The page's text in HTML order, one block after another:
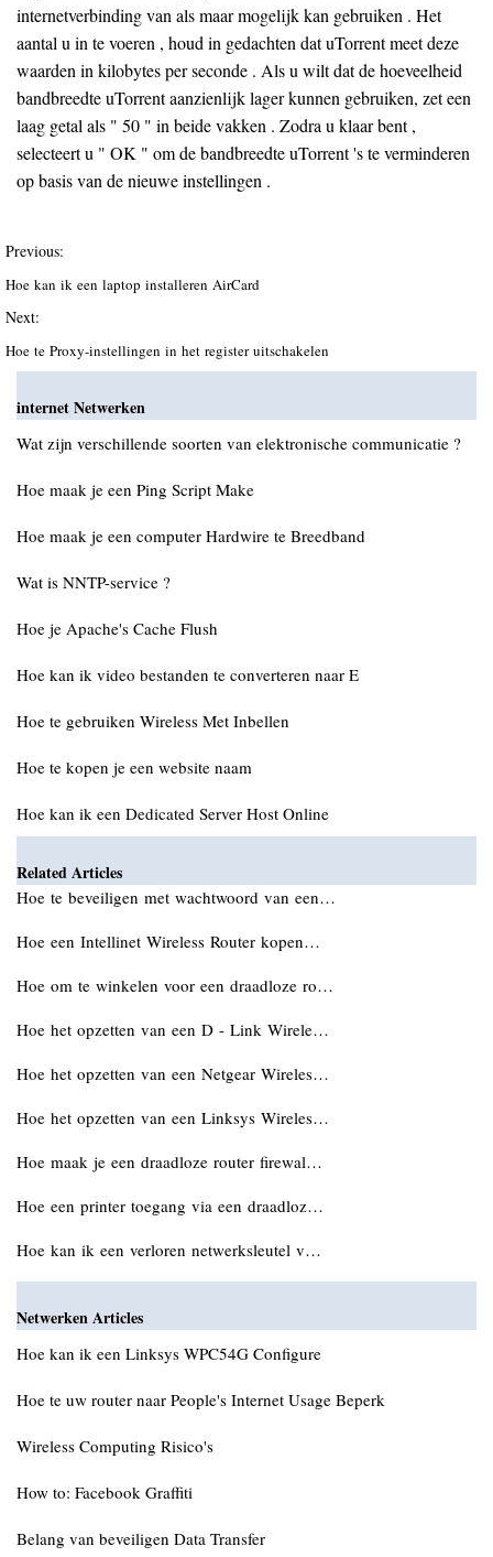
internetverbinding van als maar mogelijk kan gebruiken . Het
aantal u in te voeren , houd in gedachten dat uTorrent meet deze
waarden in kilobytes per seconde . Als u wilt dat de hoeveelheid
bandbreedte uTorrent aanzienlijk lager kunnen gebruiken, zet een
laag getal als " 50 " in beide vakken . Zodra u klaar bent ,
selecteert u " OK " om de bandbreedte uTorrent 's te verminderen
op basis van de nieuwe instellingen .
Previous:
Hoe kan ik een laptop installeren AirCard
Next:
Hoe te Proxy-instellingen in het register uitschakelen
internet Netwerken
Wat zijn verschillende soorten van elektronische communicatie ?
Hoe maak je een Ping Script Make
Hoe maak je een computer Hardwire te Breedband
Wat is NNTP-service ?
Hoe je Apache's Cache Flush
Hoe kan ik video bestanden te converteren naar E
Hoe te gebruiken Wireless Met Inbellen
Hoe te kopen je een website naam
Hoe kan ik een Dedicated Server Host Online
Related Articles
Hoe te beveiligen met wachtwoord van een…
Hoe een Intellinet Wireless Router kopen…
Hoe om te winkelen voor een draadloze ro…
Hoe het opzetten van een D - Link Wirele…
Hoe het opzetten van een Netgear Wireles…
Hoe het opzetten van een Linksys Wireles…
Hoe maak je een draadloze router firewal…
Hoe een printer toegang via een draadloz…
Hoe kan ik een verloren netwerksleutel v…
Netwerken Articles
Hoe kan ik een Linksys WPC54G Configure
Hoe te uw router naar People's Internet Usage Beperk
Wireless Computing Risico's
How to: Facebook Graffiti
Belang van beveiligen Data Transfer